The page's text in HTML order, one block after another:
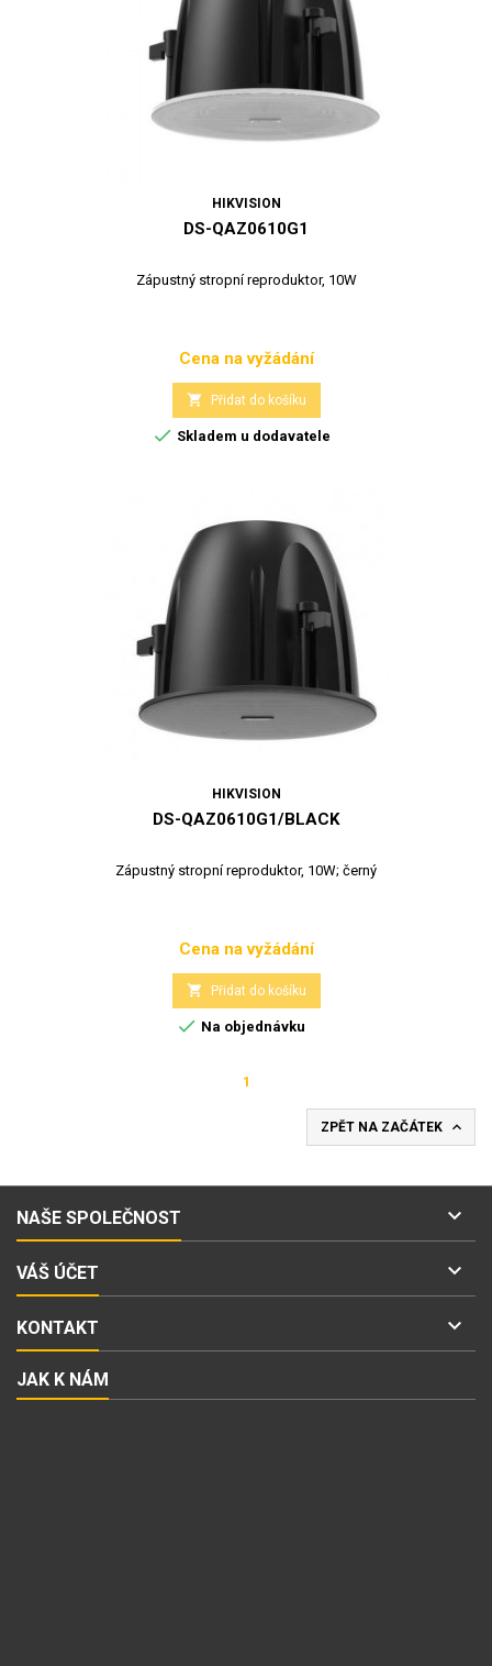
HIKVISION
DS-QAZ0610G1
Zápustný stropní reproduktor, 10W
Cena
Cena na vyžádání
 Přidat do košíku
 Skladem u dodavatele
HIKVISION
DS-QAZ0610G1/BLACK
Zápustný stropní reproduktor, 10W; černý
Cena
Cena na vyžádání
 Přidat do košíku
 Na objednávku
1
ZPĚT NA ZAČÁTEK 
NAŠE SPOLEČNOST 
VÁŠ ÚČET 
KONTAKT 
JAK K NÁM